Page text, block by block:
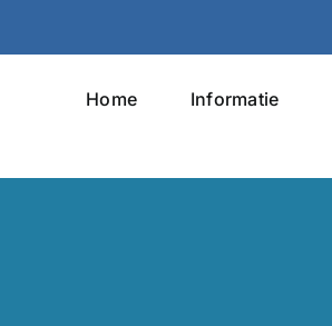
Home Informatie